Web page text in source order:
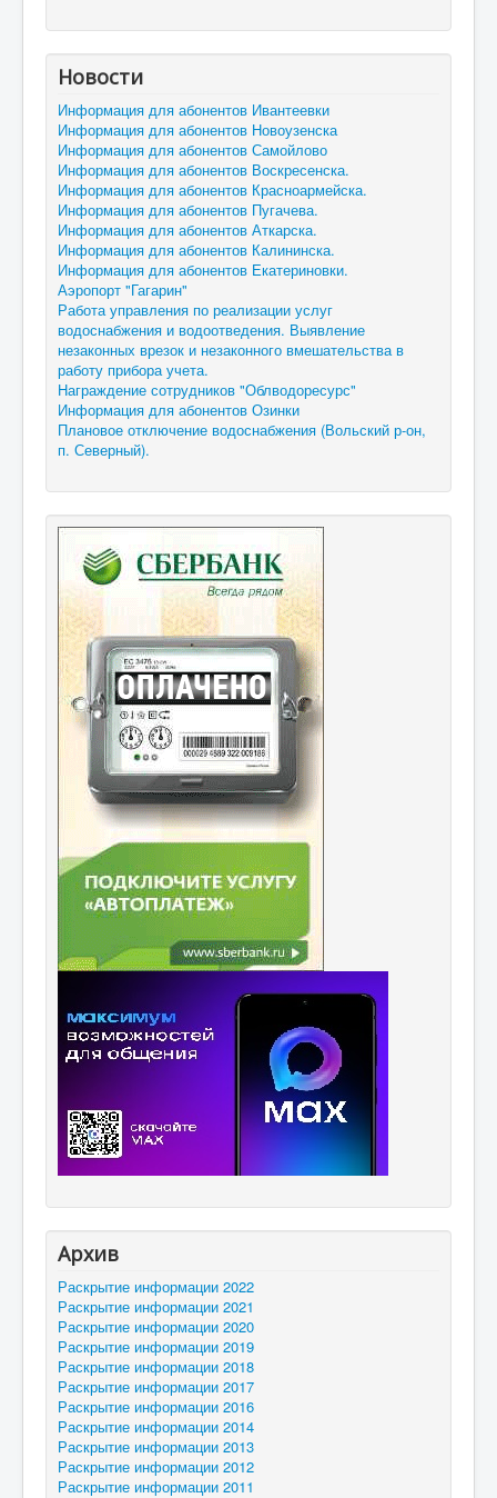
Новости
Информация для абонентов Ивантеевки
Информация для абонентов Новоузенска
Информация для абонентов Самойлово
Информация для абонентов Воскресенска.
Информация для абонентов Красноармейска.
Информация для абонентов Пугачева.
Информация для абонентов Аткарска.
Информация для абонентов Калининска.
Информация для абонентов Екатериновки.
Аэропорт "Гагарин"
Работа управления по реализации услуг
водоснабжения и водоотведения. Выявление
незаконных врезок и незаконного вмешательства в
работу прибора учета.
Награждение сотрудников "Облводоресурс"
Информация для абонентов Озинки
Плановое отключение водоснабжения (Вольский р-он,
п. Северный).
Архив
Раскрытие информации 2022
Раскрытие информации 2021
Раскрытие информации 2020
Раскрытие информации 2019
Раскрытие информации 2018
Раскрытие информации 2017
Раскрытие информации 2016
Раскрытие информации 2014
Раскрытие информации 2013
Раскрытие информации 2012
Раскрытие информации 2011